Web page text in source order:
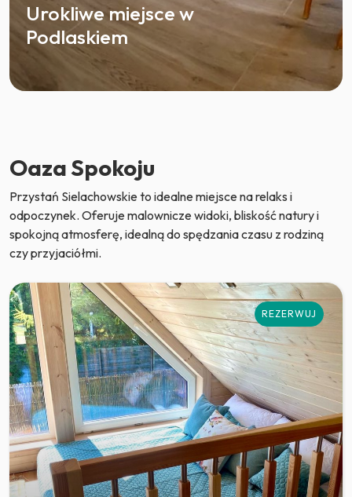
Urokliwe miejsce w
Podlaskiem
Oaza Spokoju
Przystań Sielachowskie to idealne miejsce na relaks i
odpoczynek. Oferuje malownicze widoki, bliskość natury i
spokojną atmosferę, idealną do spędzania czasu z rodziną
czy przyjaciółmi.
REZERWUJ